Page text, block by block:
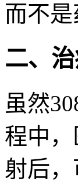
而不是
二、
虽然
程中
射后